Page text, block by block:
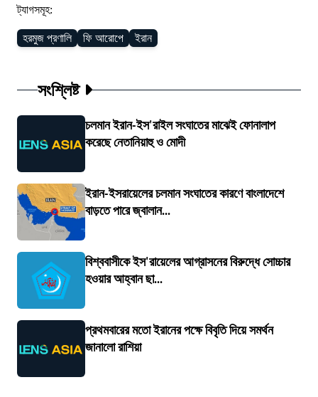
ট্যাগসমূহ:
হরমুজ প্রণালি ফি আরোপে ইরান
সংশ্লিষ্ট
চলমান ইরান-ইস'রাইল সংঘাতের মাঝেই ফোনালাপ
করেছে নেতানিয়াহু ও মোদী
ইরান-ইসরায়েলের চলমান সংঘাতের কারণে বাংলাদেশে
বাড়তে পারে জ্বালান...
বিশ্ববাসীকে ইস'রায়েলের আগ্রাসনের বিরুদ্ধে সোচ্চার
হওয়ার আহ্বান ছা...
প্রথমবারের মতো ইরানের পক্ষে বিবৃতি দিয়ে সমর্থন
জানালো রাশিয়া